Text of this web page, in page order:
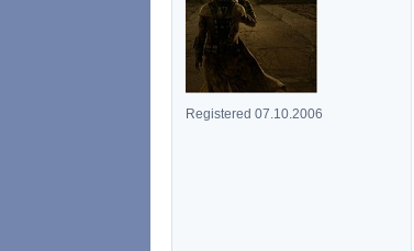
Registered 07.10.2006